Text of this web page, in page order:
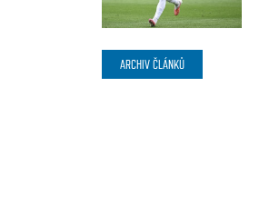
ARCHIV ČLÁNKŮ